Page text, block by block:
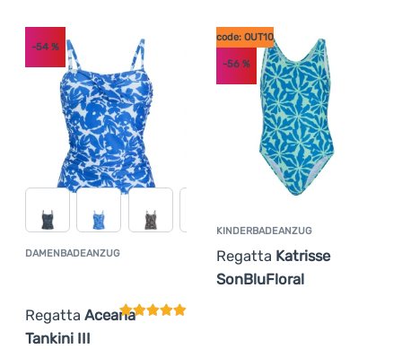
DAMENBADEANZUG
Regatta Aceana
Tankini III
Kundenbewertung
-54 %
KINDERBADEANZUG
Regatta Katrisse
SonBluFloral
code: OUT10
-56%